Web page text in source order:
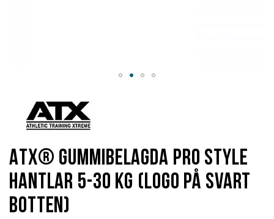
ATX® Gummibelagda Pro Style
Hantlar 5-30 kg (Logo på svart
botten)
början
bildgalleriet